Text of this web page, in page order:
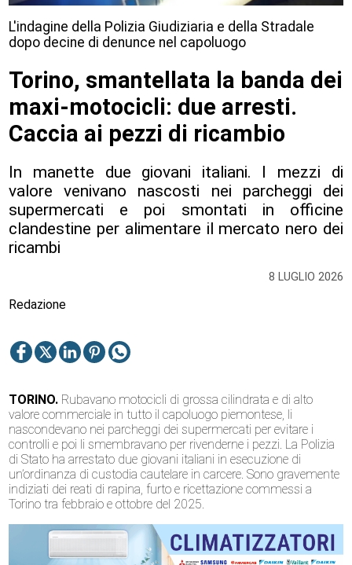
8 LUGLIO 2026
L'indagine della Polizia Giudiziaria e della Stradale
dopo decine di denunce nel capoluogo
Torino, smantellata la banda dei
maxi-motocicli: due arresti.
Caccia ai pezzi di ricambio
In manette due giovani italiani. I mezzi di
valore venivano nascosti nei parcheggi dei
supermercati e poi smontati in officine
clandestine per alimentare il mercato nero dei
ricambi
Redazione
TORINO. Rubavano motocicli di grossa cilindrata e di alto
valore commerciale in tutto il capoluogo piemontese, li
nascondevano nei parcheggi dei supermercati per evitare i
controlli e poi li smembravano per rivenderne i pezzi. La Polizia
di Stato ha arrestato due giovani italiani in esecuzione di
un’ordinanza di custodia cautelare in carcere. Sono gravemente
indiziati dei reati di rapina, furto e ricettazione commessi a
Torino tra febbraio e ottobre del 2025.